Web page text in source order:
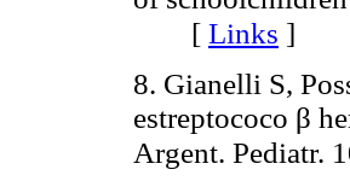
[ Links ]
8. Gianelli S,
estreptococo β
Argent.